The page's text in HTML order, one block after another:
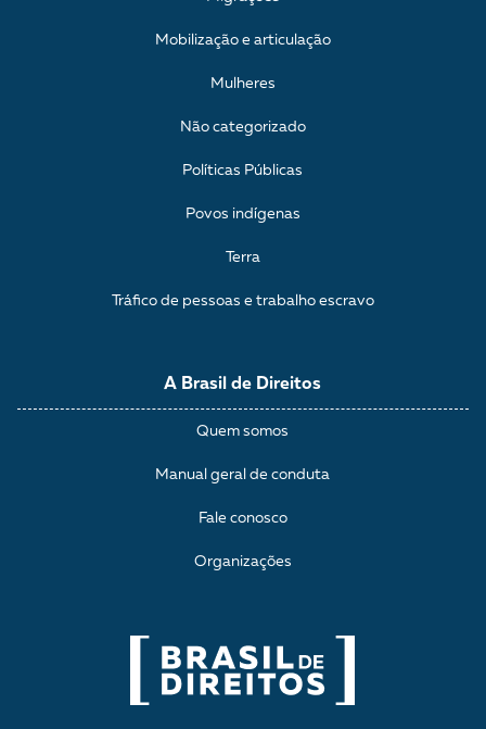
A Brasil de Direitos
Quem somos
Manual geral de conduta
Fale conosco
Organizações
Mobilização e articulação
Mulheres
Não categorizado
Políticas Públicas
Povos indígenas
Terra
Tráfico de pessoas e trabalho escravo